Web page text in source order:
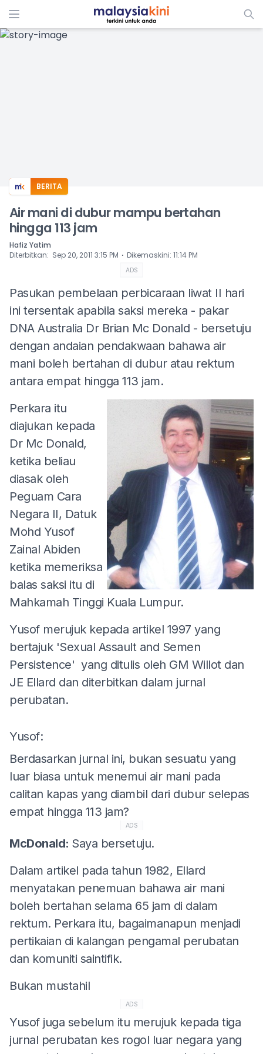
ADS
BERITA
Air mani di dubur mampu bertahan
hingga 113 jam
Hafiz Yatim
Diterbitkan: Sep 20, 2011 3:15 PM ⋅ Dikemaskini: 11:14 PM
ADS
Pasukan pembelaan perbicaraan liwat II hari
ini tersentak apabila saksi mereka - pakar
DNA Australia Dr Brian Mc Donald - bersetuju
dengan andaian pendakwaan bahawa air
mani boleh bertahan di dubur atau rektum
antara empat hingga 113 jam.
Perkara itu
diajukan kepada
Dr Mc Donald,
ketika beliau
diasak oleh
Peguam Cara
Negara II, Datuk
Mohd Yusof
Zainal Abiden
ketika memeriksa
balas saksi itu di
Mahkamah Tinggi Kuala Lumpur.
Yusof merujuk kepada artikel 1997 yang
bertajuk 'Sexual Assault and Semen
Persistence' yang ditulis oleh GM Willot dan
JE Ellard dan diterbitkan dalam jurnal
perubatan.
Yusof:
Berdasarkan jurnal ini, bukan sesuatu yang
luar biasa untuk menemui air mani pada
calitan kapas yang diambil dari dubur selepas
empat hingga 113 jam?
ADS
McDonald: Saya bersetuju.
Dalam artikel pada tahun 1982, Ellard
menyatakan penemuan bahawa air mani
boleh bertahan selama 65 jam di dalam
rektum. Perkara itu, bagaimanapun menjadi
pertikaian di kalangan pengamal perubatan
dan komuniti saintifik.
Bukan mustahil
ADS
Yusof juga sebelum itu merujuk kepada tiga
jurnal perubatan kes rogol luar negara yang